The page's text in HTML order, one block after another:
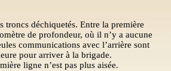
troncs déchiquetés. Entre la première
de profondeur, où il n’y a aucune
communications avec l’arrière sont
pour arriver à la brigade.
ligne n’est pas plus aisée.